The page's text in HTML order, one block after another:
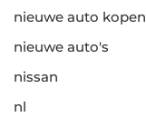
nieuwe auto kopen
nieuwe auto's
nissan
nl